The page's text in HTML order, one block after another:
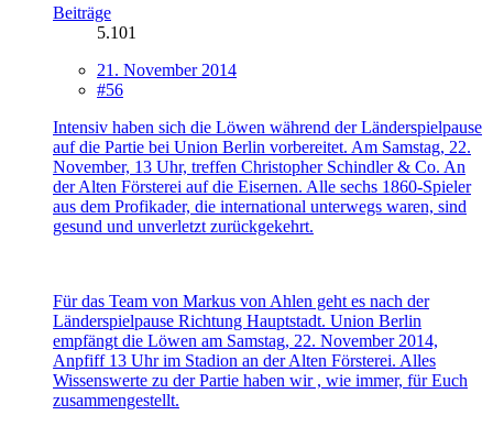
Beiträge
5.101
21. November 2014
#56
Intensiv haben sich die Löwen während der Länderspielpause
auf die Partie bei Union Berlin vorbereitet. Am Samstag, 22.
November, 13 Uhr, treffen Christopher Schindler & Co. An
der Alten Försterei auf die Eisernen. Alle sechs 1860-Spieler
aus dem Profikader, die international unterwegs waren, sind
gesund und unverletzt zurückgekehrt.
Für das Team von Markus von Ahlen geht es nach der
Länderspielpause Richtung Hauptstadt. Union Berlin
empfängt die Löwen am Samstag, 22. November 2014,
Anpfiff 13 Uhr im Stadion an der Alten Försterei. Alles
Wissenswerte zu der Partie haben wir , wie immer, für Euch
zusammengestellt.